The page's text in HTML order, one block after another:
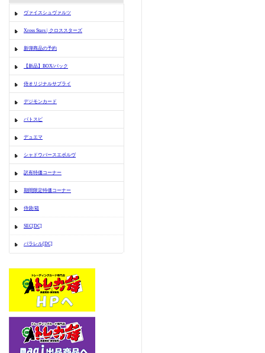
ヴァイスシュヴァルツ
Xross Stars | クロススターズ
新弾商品の予約
【新品】BOX/パック
侍オリジナルサプライ
デジモンカード
バトスピ
デュエマ
シャドウバースエボルヴ
訳有特価コーナー
期間限定特価コーナー
侍袋/箱
SEC[DC]
パラレル[DC]